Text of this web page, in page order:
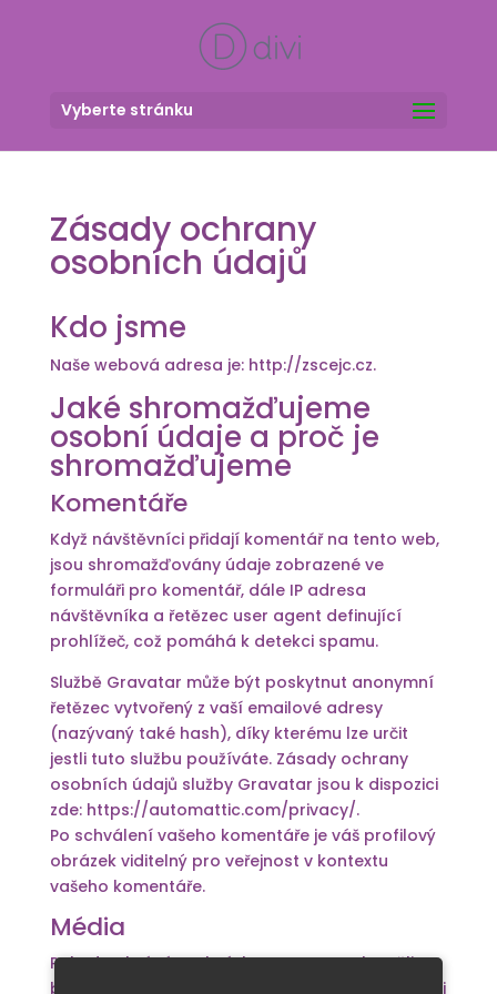
Vyberte stránku
Zásady ochrany
osobních údajů
Kdo jsme
Naše webová adresa je: http://zscejc.cz.
Jaké shromažďujeme
osobní údaje a proč je
shromažďujeme
Komentáře
Když návštěvníci přidají komentář na tento web,
jsou shromažďovány údaje zobrazené ve
formuláři pro komentář, dále IP adresa
návštěvníka a řetězec user agent definující
prohlížeč, což pomáhá k detekci spamu.
Službě Gravatar může být poskytnut anonymní
řetězec vytvořený z vaší emailové adresy
(nazývaný také hash), díky kterému lze určit
jestli tuto službu používáte. Zásady ochrany
osobních údajů služby Gravatar jsou k dispozici
zde: https://automattic.com/privacy/.
Po schválení vašeho komentáře je váš profilový
obrázek viditelný pro veřejnost v kontextu
vašeho komentáře.
Média
Pokud nahráváte obrázky na tento web, měli
byste se vyhnout nahrávání obrázků s vloženými